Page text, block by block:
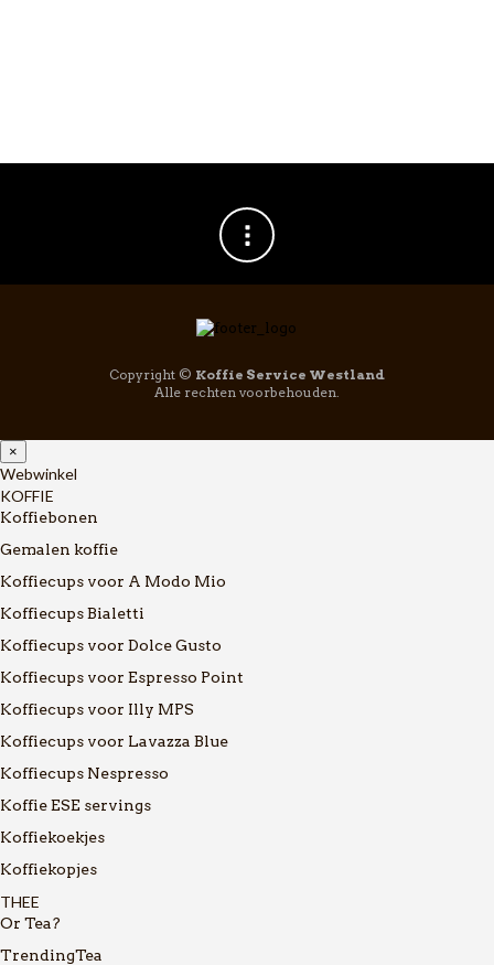
Copyright © Koffie Service Westland
Alle rechten voorbehouden.
×
Webwinkel
KOFFIE
Koffiebonen
Gemalen koffie
Koffiecups voor A Modo Mio
Koffiecups Bialetti
Koffiecups voor Dolce Gusto
Koffiecups voor Espresso Point
Koffiecups voor Illy MPS
Koffiecups voor Lavazza Blue
Koffiecups Nespresso
Koffie ESE servings
Koffiekoekjes
Koffiekopjes
THEE
Or Tea?
TrendingTea